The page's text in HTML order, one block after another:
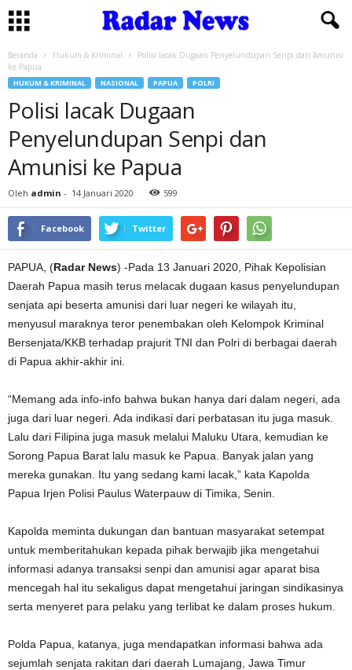
Beranda Hukum & Kriminal
Polisi lacak Dugaan Penyelundupan Senpi dan Amunisi
ke Papua
HUKUM & KRIMINAL NASIONAL PAPUA POLRI
Polisi lacak Dugaan
Penyelundupan Senpi dan
Amunisi ke Papua
Oleh admin - 14 Januari 2020 599
Facebook Twitter
PAPUA, (Radar News) -Pada 13 Januari 2020, Pihak Kepolisian
Daerah Papua masih terus melacak dugaan kasus penyelundupan
senjata api beserta amunisi dari luar negeri ke wilayah itu,
menyusul maraknya teror penembakan oleh Kelompok Kriminal
Bersenjata/KKB terhadap prajurit TNI dan Polri di berbagai daerah
di Papua akhir-akhir ini.
“Memang ada info-info bahwa bukan hanya dari dalam negeri, ada
juga dari luar negeri. Ada indikasi dari perbatasan itu juga masuk.
Lalu dari Filipina juga masuk melalui Maluku Utara, kemudian ke
Sorong Papua Barat lalu masuk ke Papua. Banyak jalan yang
mereka gunakan. Itu yang sedang kami lacak,” kata Kapolda
Papua Irjen Polisi Paulus Waterpauw di Timika, Senin.
Kapolda meminta dukungan dan bantuan masyarakat setempat
untuk memberitahukan kepada pihak berwajib jika mengetahui
informasi adanya transaksi senpi dan amunisi agar aparat bisa
mencegah hal itu sekaligus dapat mengetahui jaringan sindikasinya
serta menyeret para pelaku yang terlibat ke dalam proses hukum.
Polda Papua, katanya, juga mendapatkan informasi bahwa ada
sejumlah senjata rakitan dari daerah Lumajang, Jawa Timur